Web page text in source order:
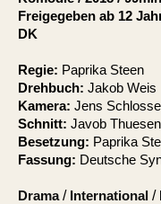
Freigegeben ab 12
DK
Regie: Paprika Steen
Drehbuch: Jakob Weis
Kamera: Jens
Schnitt: Javob Thuesen
Besetzung: Paprika
Fassung: Deutsche
Drama/ International /